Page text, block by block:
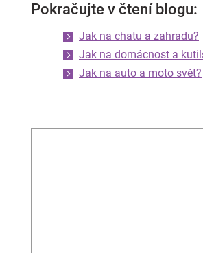
Pokračujte v čtení blogu:
Jak na chatu a zahradu?
Jak na domácnost a
Jak na auto a moto svět?